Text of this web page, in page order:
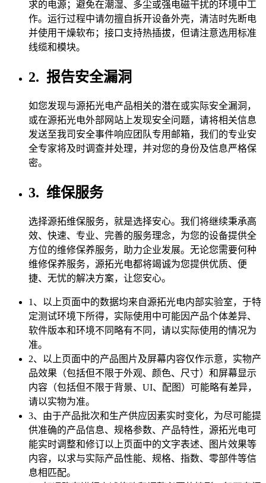
求的电源；避免在潮湿、多尘或强电磁干扰的环境中工
作。运行过程中请勿擅自拆开设备外壳，清洁时先断电
并使用干燥软布；接口支持热插拔，但请注意选用标准
线缆和模块。
2. 报告安全漏洞
如您发现与源拓光电产品相关的潜在或实际安全漏洞，
或在源拓光电外部网站上发现安全问题，请将相关信息
发送至我司安全事件响应团队专用邮箱，我们的专业安
全专家将及时调查并处理，并对您的身份及信息严格保
密。
3. 维保服务
选择源拓维保服务，就是选择安心。我们将继续秉承高
效、快速、专业、完善的服务理念，为您的设备提供全
方位的维修保养服务，助力企业发展。无论您需要何种
维修保养服务，源拓光电都将竭诚为您提供优质、便
捷、无忧的解决方案，让您安心。
1、以上页面中的数据均来自源拓光电内部实验室，于特
定测试环境下所得，实际使用中可能因产品个体差异、
软件版本和环境不同略有不同，请以实际使用的情况为
准。
2、以上页面中的产品图片及屏幕内容仅作示意，实物产
品效果（包括但不限于外观、颜色、尺寸）和屏幕显示
内容（包括但不限于背景、UI、配图）可能略有差异，
请以实物为准。
3、由于产品批次和生产供应因素实时变化，为尽可能提
供准确的产品信息、规格参数、产品特性，源拓光电可
能实时调整和修订以上页面中的文字表述、图片效果等
内容，以求与实际产品性能、规格、指数、零部件等信
息相匹配。